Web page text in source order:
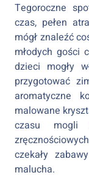
Tegoroczne
czas, pełen
mógł znaleźć
młodych gości
dzieci mogły
przygotować
aromatyczne
malowane
czasu mogli
czekały
malucha.